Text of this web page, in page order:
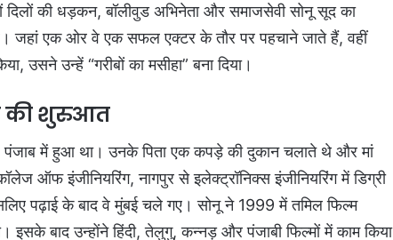
की धड़कन, बॉलीवुड अभिनेता और समाजसेवी सोनू सूद का
जहां एक ओर वे एक सफल एक्टर के तौर पर पहचाने जाते हैं, वहीं
उसने उन्हें “गरीबों का मसीहा” बना दिया।
की शुरुआत
पंजाब में हुआ था। उनके पिता एक कपड़े की दुकान चलाते थे और मां
ऑफ इंजीनियरिंग, नागपुर से इलेक्ट्रॉनिक्स इंजीनियरिंग में डिग्री
पढ़ाई के बाद वे मुंबई चले गए। सोनू ने 1999 में तमिल फिल्म
बाद उन्होंने हिंदी, तेलुगु, कन्नड़ और पंजाबी फिल्मों में काम किया